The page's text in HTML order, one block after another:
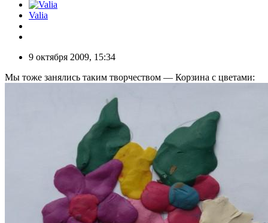
Valia
9 октября 2009, 15:34
Мы тоже занялись таким творчеством — Корзина с цветами: